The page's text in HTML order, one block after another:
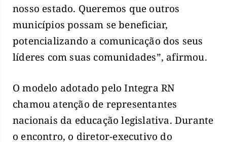
nosso estado. Queremos que outros
municípios possam se beneficiar,
potencializando a comunicação dos seus
líderes com suas comunidades”, afirmou.
O modelo adotado pelo Integra RN
chamou atenção de representantes
nacionais da educação legislativa. Durante
o encontro, o diretor-executivo do